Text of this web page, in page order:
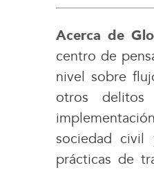
Acerca de
centro de
nivel sobre
otros
sociedad civil
prácticas de